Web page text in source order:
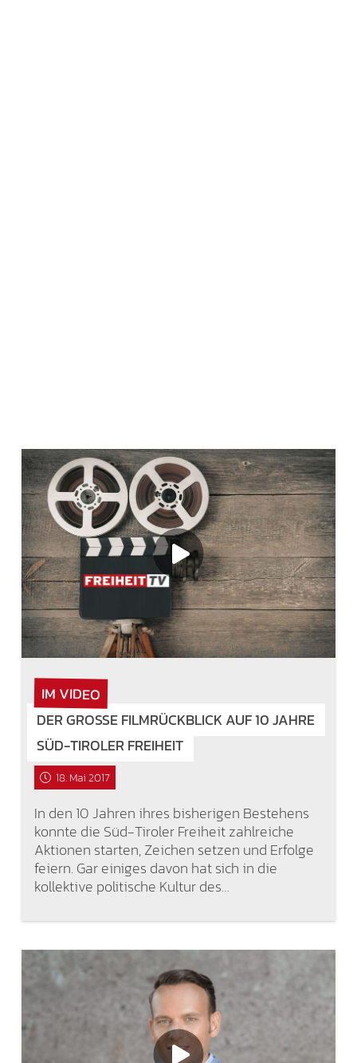
IM VIDEO
DER GROSSE FILMRÜCKBLICK AUF 10 JAHRE S
ÜD-TIROLER FREIHEIT
18. Mai 2017
In den 10 Jahren ihres bisherigen Bestehens
konnte die Süd-Tiroler Freiheit zahlreiche
Aktionen starten, Zeichen setzen und Erfolge
feiern. Gar einiges davon hat sich in die
kollektive politische Kultur des…